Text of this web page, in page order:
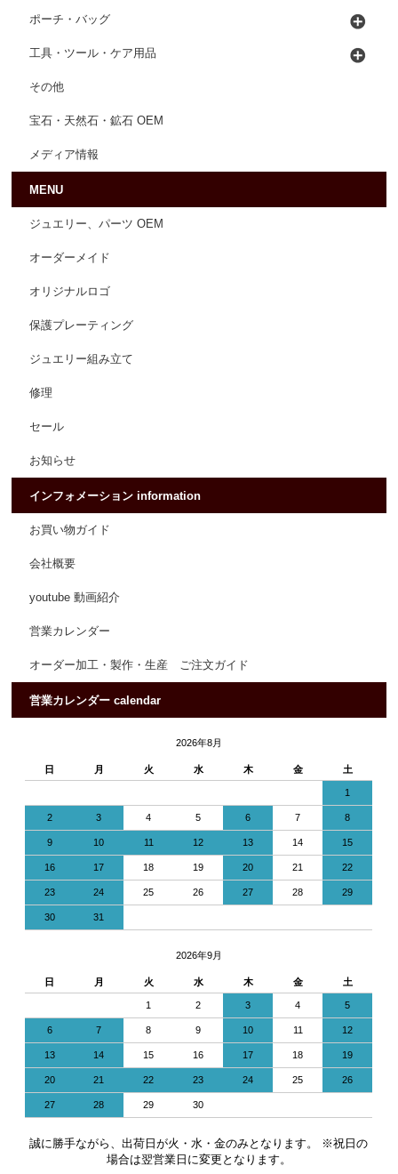
ポーチ・バッグ
工具・ツール・ケア用品
その他
宝石・天然石・鉱石 OEM
メディア情報
MENU
ジュエリー、パーツ OEM
オーダーメイド
オリジナルロゴ
保護プレーティング
ジュエリー組み立て
修理
セール
お知らせ
インフォメーション information
お買い物ガイド
会社概要
youtube 動画紹介
営業カレンダー
オーダー加工・製作・生産 ご注文ガイド
営業カレンダー calendar
2026年8月
日 月 火 水 木 金 土
1
2 3 4 5 6 7 8
9 10 11 12 13 14 15
16 17 18 19 20 21 22
23 24 25 26 27 28 29
30 31
2026年9月
日 月 火 水 木 金 土
1 2 3 4 5
6 7 8 9 10 11 12
13 14 15 16 17 18 19
20 21 22 23 24 25 26
27 28 29 30
誠に勝手ながら、出荷日が火・水・金のみとなります。 ※祝日の
場合は翌営業日に変更となります。